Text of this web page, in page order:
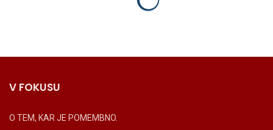
V FOKUSU
O TEM, KAR JE POMEMBNO.